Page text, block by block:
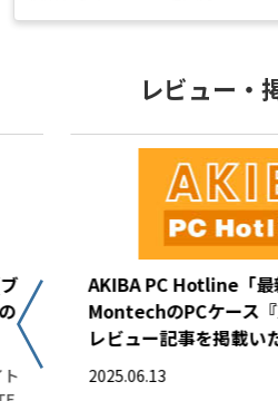
レビュー・
AKIBA PC Hotline「
MontechのPCケース
レビュー記事を掲載い
2025.06.13